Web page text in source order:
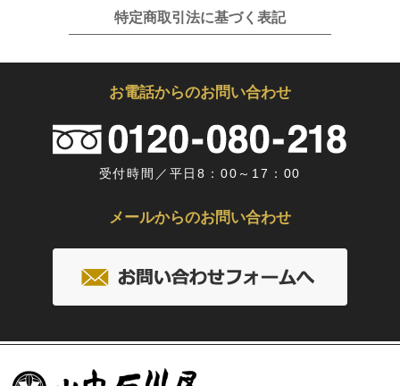
特定商取引法に基づく表記
お電話からのお問い合わせ
受付時間／平日8：00～17：00
メールからのお問い合わせ